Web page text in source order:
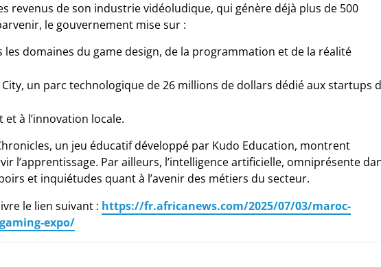
revenus de son industrie vidéoludique, qui génère déjà plus de 500
le gouvernement mise sur :
les domaines du game design, de la programmation et de la réalité
un parc technologique de 26 millions de dollars dédié aux startups
à l’innovation locale.
un jeu éducatif développé par Kudo Education, montrent
l’apprentissage. Par ailleurs, l’intelligence artificielle, omniprésente
et inquiétudes quant à l’avenir des métiers du secteur.
le lien suivant : https://fr.africanews.com/2025/07/03/maroc-
expo/